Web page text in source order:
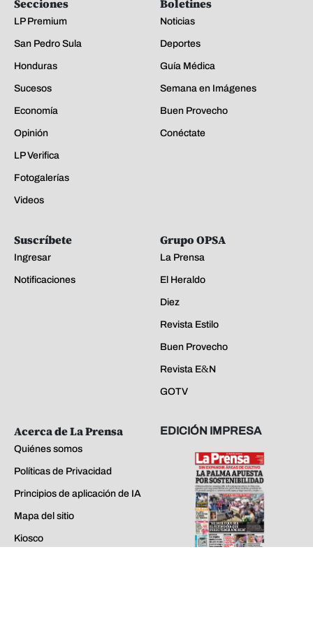
Secciones
LP Premium
San Pedro Sula
Honduras
Sucesos
Economía
Opinión
LP Verifica
Fotogalerías
Videos
Boletines
Noticias
Deportes
Guía Médica
Semana en Imágenes
Buen Provecho
Conéctate
Suscríbete
Ingresar
Notificaciones
Grupo OPSA
La Prensa
El Heraldo
Diez
Revista Estilo
Buen Provecho
Revista E&N
GOTV
Acerca de La Prensa
Quiénes somos
Políticas de Privacidad
Principios de aplicación de IA
Mapa del sitio
Kiosco
EDICIÓN IMPRESA